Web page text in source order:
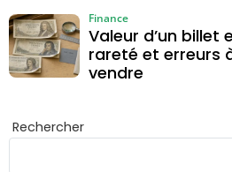
Valeur d’un billet
rareté et erreurs
vendre
Finance
Rechercher